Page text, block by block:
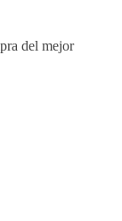
del mejor